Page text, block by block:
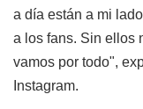
a día están a mi
a los fans. Sin ellos
vamos por todo",
Instagram.